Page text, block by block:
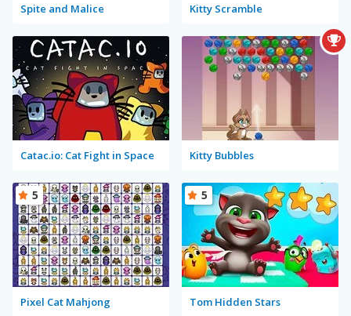
Spite and Malice Kitty Scramble
Catac.io: Cat Fight in Space Kitty Bubbles
Pixel Cat Mahjong
5
Tom Hidden Stars
5